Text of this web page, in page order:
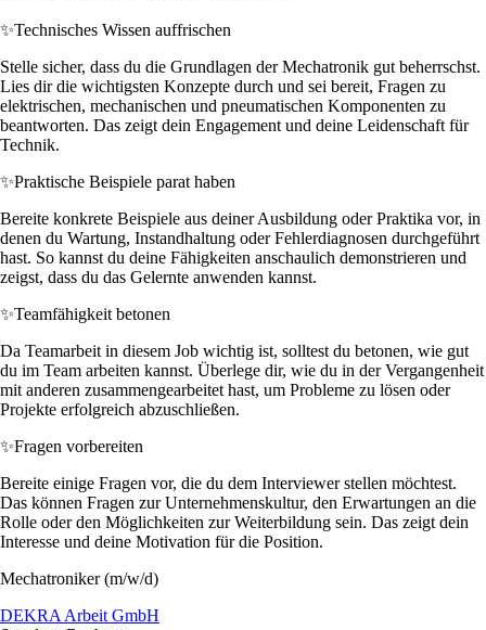
✨Technisches Wissen auffrischen
Stelle sicher, dass du die Grundlagen der Mechatronik gut beherrschst.
Lies dir die wichtigsten Konzepte durch und sei bereit, Fragen zu
elektrischen, mechanischen und pneumatischen Komponenten zu
beantworten. Das zeigt dein Engagement und deine Leidenschaft für
Technik.
✨Praktische Beispiele parat haben
Bereite konkrete Beispiele aus deiner Ausbildung oder Praktika vor, in
denen du Wartung, Instandhaltung oder Fehlerdiagnosen durchgeführt
hast. So kannst du deine Fähigkeiten anschaulich demonstrieren und
zeigst, dass du das Gelernte anwenden kannst.
✨Teamfähigkeit betonen
Da Teamarbeit in diesem Job wichtig ist, solltest du betonen, wie gut
du im Team arbeiten kannst. Überlege dir, wie du in der Vergangenheit
mit anderen zusammengearbeitet hast, um Probleme zu lösen oder
Projekte erfolgreich abzuschließen.
✨Fragen vorbereiten
Bereite einige Fragen vor, die du dem Interviewer stellen möchtest.
Das können Fragen zur Unternehmenskultur, den Erwartungen an die
Rolle oder den Möglichkeiten zur Weiterbildung sein. Das zeigt dein
Interesse und deine Motivation für die Position.
Mechatroniker (m/w/d)
DEKRA Arbeit GmbH